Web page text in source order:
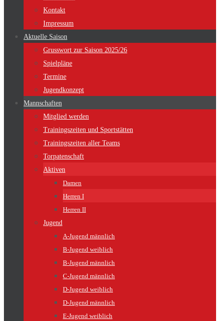
Kontakt
Impressum
Aktuelle Saison
Grusswort zur Saison 2025/26
Spielpläne
Termine
Jugendkonzept
Mannschaften
Mitglied werden
Trainingszeiten und Sportstätten
Trainingszeiten aller Teams
Torpatenschaft
Aktiven
Damen
Herren I
Herren II
Jugend
A-Jugend männlich
B-Jugend weiblich
B-Jugend männlich
C-Jugend männlich
D-Jugend weiblich
D-Jugend männlich
E-Jugend weiblich